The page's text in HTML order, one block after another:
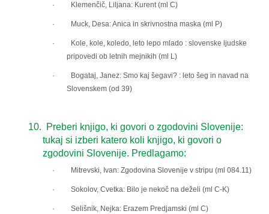
· Klemenčič, Liljana: Kurent (ml C)
· Muck, Desa: Anica in skrivnostna maska (ml P)
· Kole, kole, koledo, leto lepo mlado : slovenske ljudske
pripovedi ob letnih mejnikih (ml L)
· Bogataj, Janez: Smo kaj šegavi? : leto šeg in navad na
Slovenskem (od 39)
10.
Preberi knjigo, ki govori o zgodovini Slovenije:
tukaj si izberi katero koli knjigo, ki govori o
zgodovini Slovenije. Predlagamo:
· Mitrevski, Ivan: Zgodovina Slovenije v stripu (ml 084.11)
· Sokolov, Cvetka: Bilo je nekoč na deželi (ml C-K)
· Selišnik, Nejka: Erazem Predjamski (ml C)